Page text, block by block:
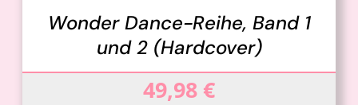
Wonder Dance-Reihe, Band 1
und 2 (Hardcover)
49,98 €